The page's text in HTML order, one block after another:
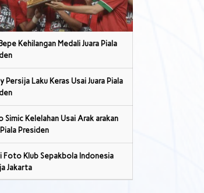
Kehilangan Medali Juara Piala
Persija Laku Keras Usai Juara Piala
Simic Kelelahan Usai Arak arakan
Piala Presiden
Foto Klub Sepakbola Indonesia
Jakarta